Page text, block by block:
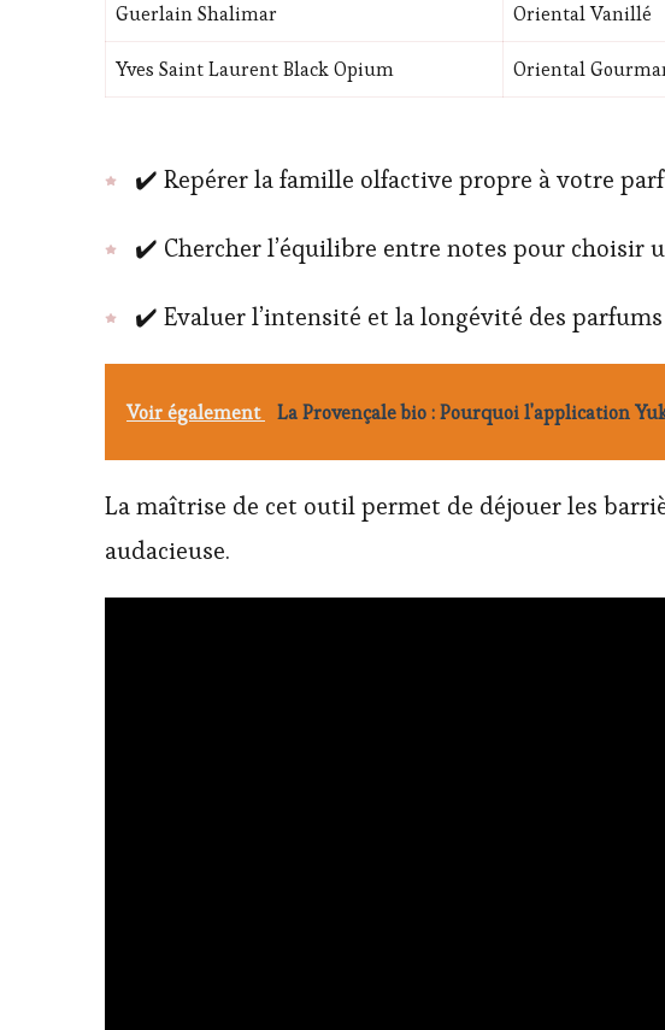
Guerlain Shalimar Oriental Vanillé
Yves Saint Laurent Black Opium Oriental
✔️ Repérer la famille olfactive propre à votre
✔️ Chercher l’équilibre entre notes pour choisir
✔️ Evaluer l’intensité et la longévité des parfums
Voir également La Provençale bio : Pourquoi l'application
La maîtrise de cet outil permet de déjouer les
audacieuse.